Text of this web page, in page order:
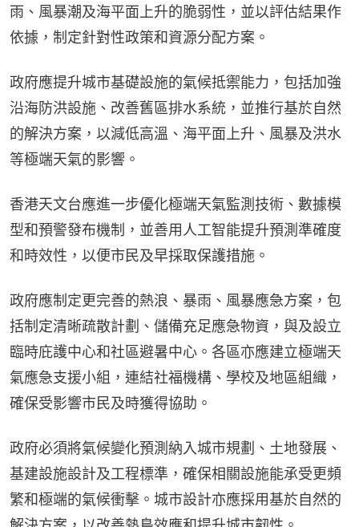
雨、風暴潮及海平面上升的脆弱性，並以評估結果作
依據，制定針對性政策和資源分配方案。
政府應提升城市基礎設施的氣候抵禦能力，包括加強
沿海防洪設施、改善舊區排水系統，並推行基於自然
的解決方案，以減低高溫、海平面上升、風暴及洪水
等極端天氣的影響。
香港天文台應進一步優化極端天氣監測技術、數據模
型和預警發布機制，並善用人工智能提升預測準確度
和時效性，以便市民及早採取保護措施。
政府應制定更完善的熱浪、暴雨、風暴應急方案，包
括制定清晰疏散計劃、儲備充足應急物資，與及設立
臨時庇護中心和社區避暑中心。各區亦應建立極端天
氣應急支援小組，連結社福機構、學校及地區組織，
確保受影響市民及時獲得協助。
政府必須將氣候變化預測納入城市規劃、土地發展、
基建設施設計及工程標準，確保相關設施能承受更頻
繁和極端的氣候衝擊。城市設計亦應採用基於自然的